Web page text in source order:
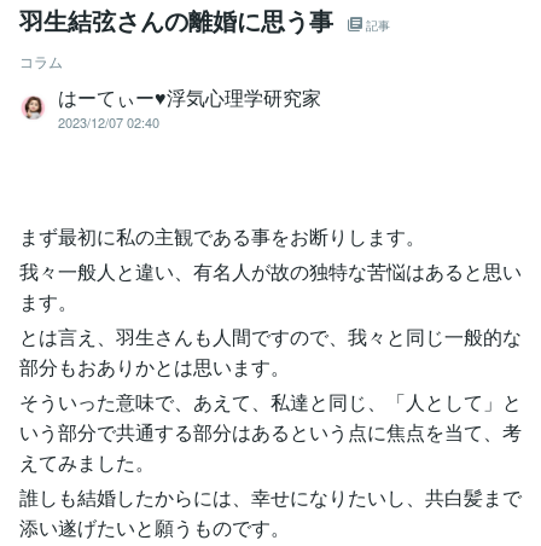
羽生結弦さんの離婚に思う事 記事
コラム
はーてぃー♥浮気心理学研究家
2023/12/07 02:40
まず最初に私の主観である事をお断りします。
我々一般人と違い、有名人が故の独特な苦悩はあると思い
ます。
とは言え、羽生さんも人間ですので、我々と同じ一般的な
部分もおありかとは思います。
そういった意味で、あえて、私達と同じ、「人として」と
いう部分で共通する部分はあるという点に焦点を当て、考
えてみました。
誰しも結婚したからには、幸せになりたいし、共白髪まで
添い遂げたいと願うものです。